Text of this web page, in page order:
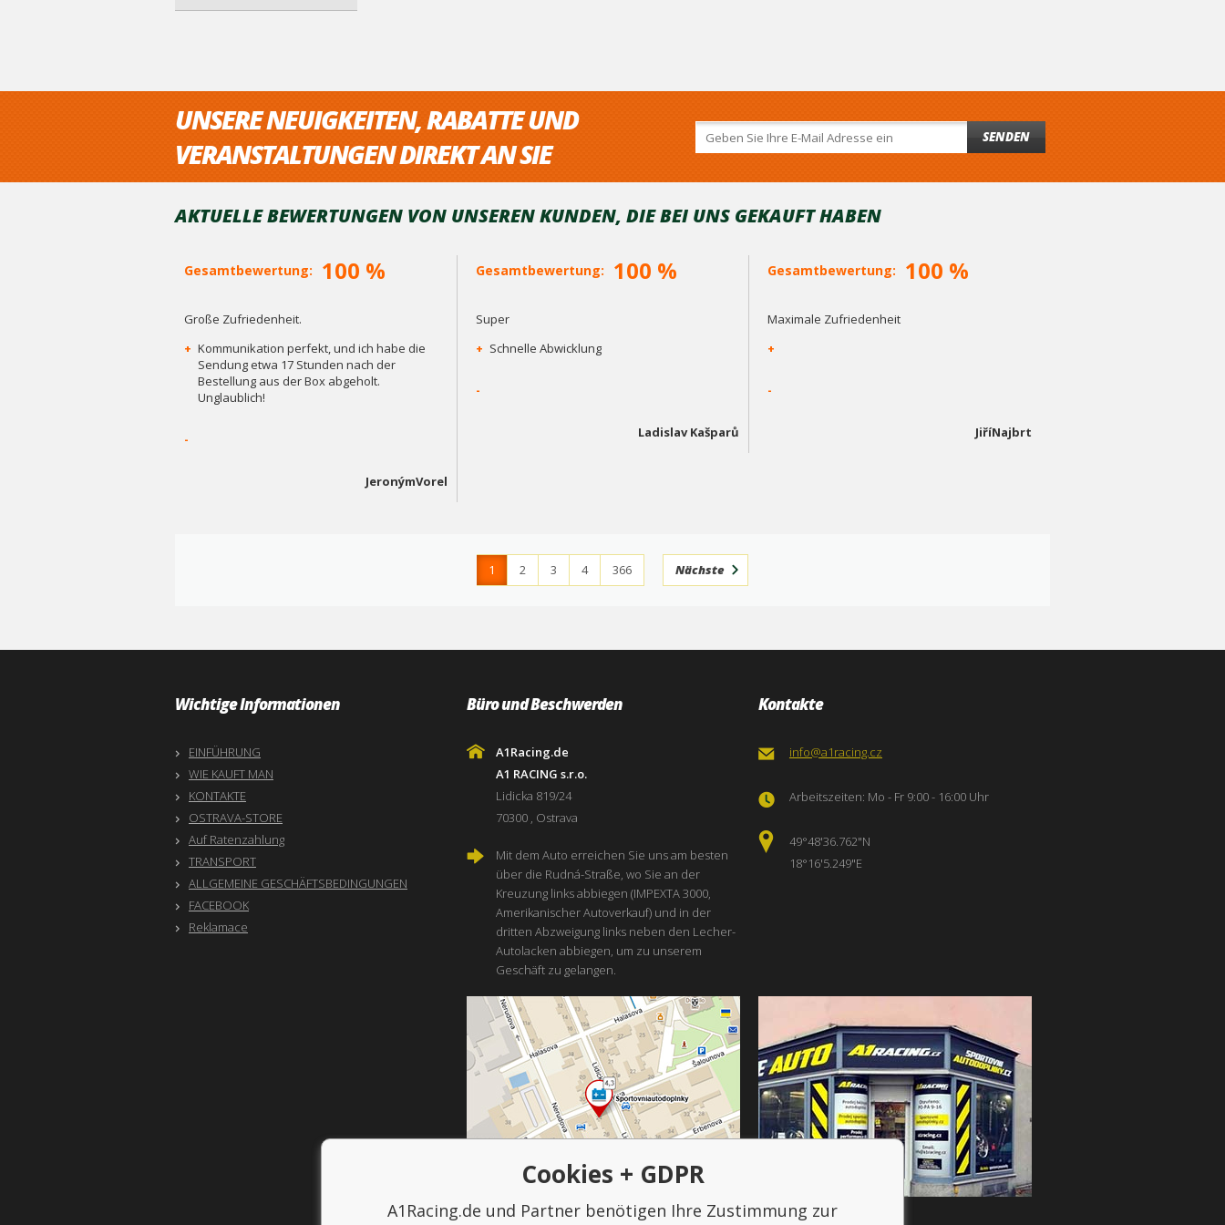
UNSERE NEUIGKEITEN, RABATTE UND
VERANSTALTUNGEN DIREKT AN SIE
SENDEN
AKTUELLE BEWERTUNGEN VON UNSEREN KUNDEN, DIE BEI ​​UNS GEKAUFT HABEN
Gesamtbewertung: 100 %
Große Zufriedenheit.
+ Kommunikation perfekt, und ich habe die
Sendung etwa 17 Stunden nach der
Bestellung aus der Box abgeholt.
Unglaublich!
-
JeronýmVorel
Gesamtbewertung: 100 %
Super
+ Schnelle Abwicklung
-
Ladislav Kašparů
Gesamtbewertung: 100 %
Maximale Zufriedenheit
+
-
JiříNajbrt
1 2 3 4 366 Nächste
Wichtige Informationen
EINFÜHRUNG
WIE KAUFT MAN
KONTAKTE
OSTRAVA-STORE
Auf Ratenzahlung
TRANSPORT
ALLGEMEINE GESCHÄFTSBEDINGUNGEN
FACEBOOK
Reklamace
Büro und Beschwerden
A1Racing.de
A1 RACING s.r.o.
Lidicka 819/24
70300 , Ostrava
Mit dem Auto erreichen Sie uns am besten
über die Rudná-Straße, wo Sie an der
Kreuzung links abbiegen (IMPEXTA 3000,
Amerikanischer Autoverkauf) und in der
dritten Abzweigung links neben den Lecher-
Autolacken abbiegen, um zu unserem
Geschäft zu gelangen.
Kontakte
info@a1racing.cz
Arbeitszeiten: Mo - Fr 9:00 - 16:00 Uhr
49°48'36.762"N
18°16'5.249"E
Cookies + GDPR
A1Racing.de und Partner benötigen Ihre Zustimmung zur